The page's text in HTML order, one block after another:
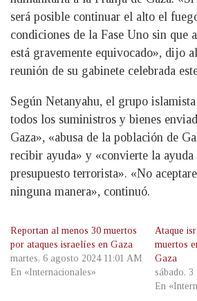
será posible continuar el alto el
condiciones de la Fase Uno sin que
está gravemente equivocado», dijo
reunión de su gabinete celebrada
Según Netanyahu, el grupo
todos los suministros y bienes
Gaza», «abusa de la población de
recibir ayuda» y «convierte la
presupuesto terrorista». «No
ninguna manera», continuó.
Reportan al menos 30 muertos
por ataques israelíes en Gaza
martes, 6 agosto 2024 11:01 AM
En «Internacionales»
Ataque
muertos
Gaza
sábado,
En